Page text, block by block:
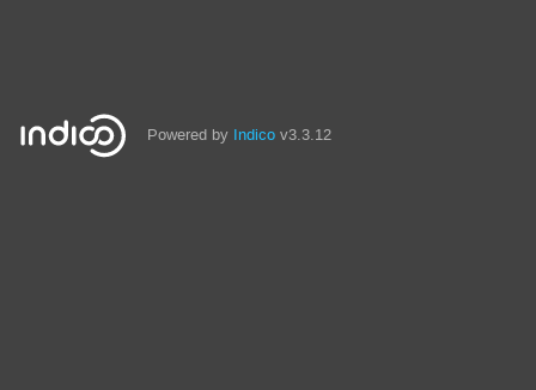
Powered by Indico v3.3.12